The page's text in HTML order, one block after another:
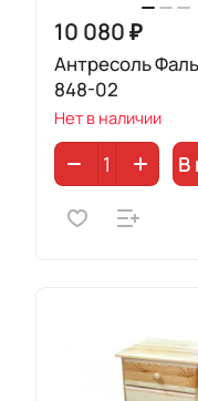
10 080 ₽
Антресоль
848-02
Нет в наличии
В